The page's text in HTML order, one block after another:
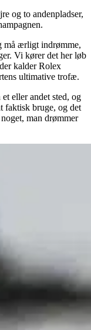
og to andenpladser,
må ærligt indrømme,
Vi kører det her løb
kalder Rolex
ultimative trofæ.
eller andet sted, og
faktisk bruge, og det
man drømmer